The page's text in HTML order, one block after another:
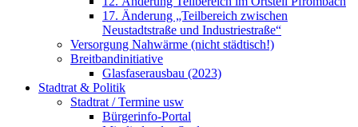
17. Änderung „Teilbereich zwischen
Neustadtstraße und Industriestraße“
Versorgung Nahwärme (nicht städtisch!)
Breitbandinitiative
Glasfaserausbau (2023)
Stadtrat & Politik
Stadtrat / Termine usw
Bürgerinfo-Portal